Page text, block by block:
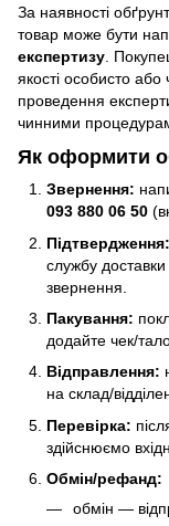
За наявності
товар може бути
експертизу .
якості особисто
проведення
чинними
Як оформити
Звернення:
093 880 06 50
Підтвердження:
службу
звернення.
Пакування:
додайте чек/
Відправлення:
на склад/
Перевірка:
здійснюємо
Обмін/рефанд:
обмін —